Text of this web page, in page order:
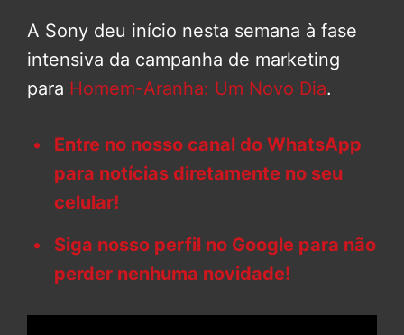
A Sony deu início nesta semana à fase
intensiva da campanha de marketing
para Homem-Aranha: Um Novo Dia.
Entre no nosso canal do WhatsApp
para notícias diretamente no seu
celular!
Siga nosso perfil no Google para não
perder nenhuma novidade!